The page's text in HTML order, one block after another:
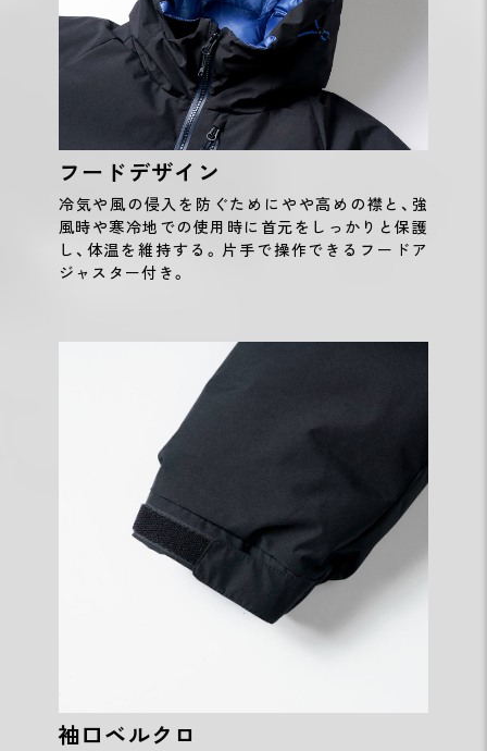
フードデザイン
冷気や風の侵入を防ぐためにやや高めの襟と、強
風時や寒冷地での使用時に首元をしっかりと保護
し、体温を維持する。片手で操作できるフードア
ジャスター付き。
袖口ベルクロ